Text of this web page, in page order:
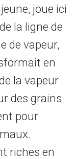
joue ici
la ligne de
de vapeur,
en
la vapeur
des grains
pour
riches en